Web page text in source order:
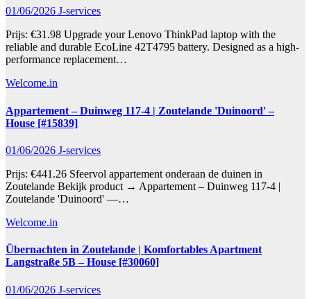
01/06/2026 J-services
Prijs: €31.98 Upgrade your Lenovo ThinkPad laptop with the
reliable and durable EcoLine 42T4795 battery. Designed as a high-
performance replacement…
Welcome.in
Appartement – Duinweg 117-4 | Zoutelande 'Duinoord' –
House [#15839]
01/06/2026 J-services
Prijs: €441.26 Sfeervol appartement onderaan de duinen in
Zoutelande Bekijk product → Appartement – Duinweg 117-4 |
Zoutelande 'Duinoord' —…
Welcome.in
Übernachten in Zoutelande | Komfortables Apartment
Langstraße 5B – House [#30060]
01/06/2026 J-services